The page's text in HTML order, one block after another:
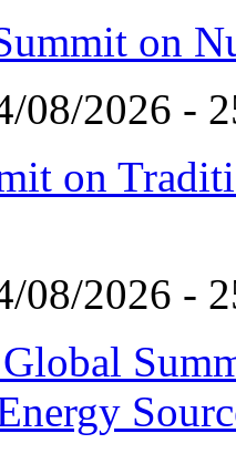
on
08/2026 -
on
08/2026 -